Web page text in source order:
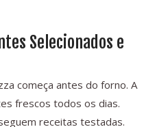
Selecionados e
começa antes do forno. A
frescos todos os dias.
receitas testadas.